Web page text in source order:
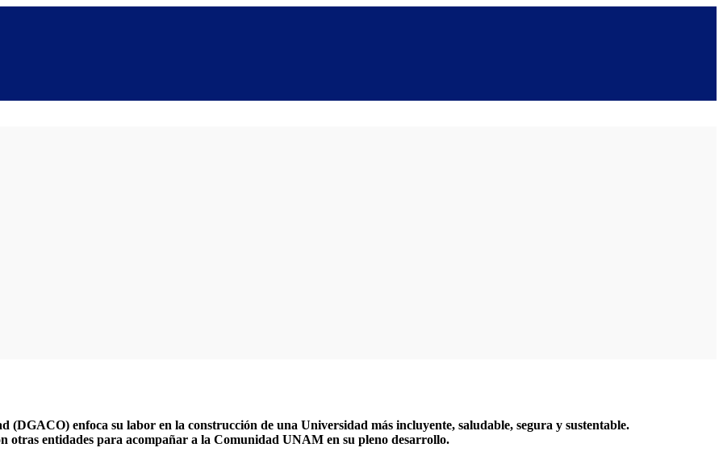
(DGACO) enfoca su labor en la construcción de una Universidad más incluyente, saludable, segura y sustentable.
otras entidades para acompañar a la Comunidad UNAM en su pleno desarrollo.